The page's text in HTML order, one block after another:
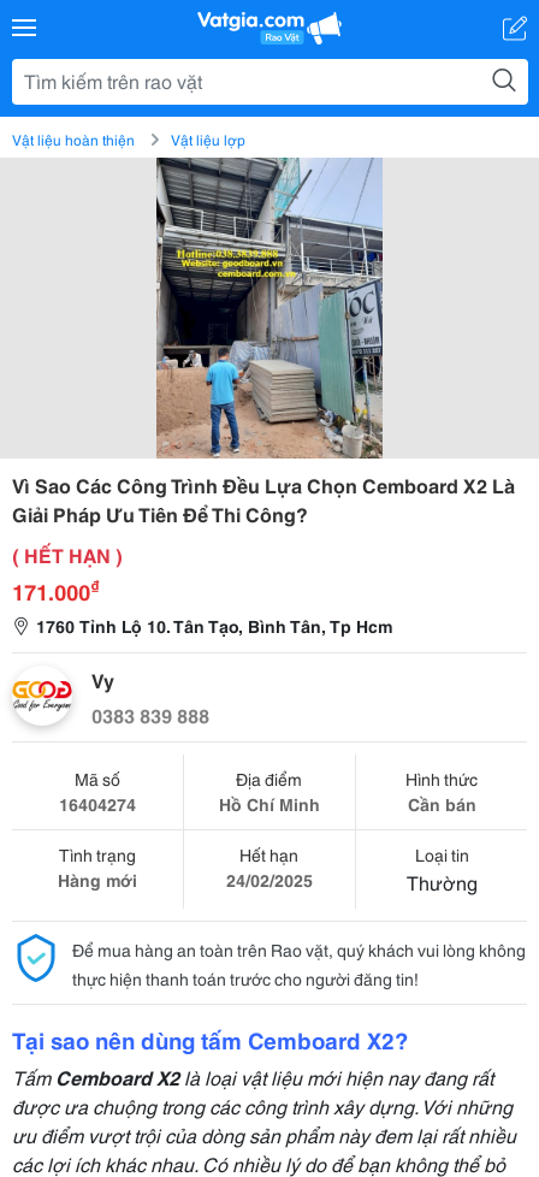
Vật liệu hoàn thiện Vật liệu lợp
Vì Sao Các Công Trình Đều Lựa Chọn Cemboard X2 Là
Giải Pháp Ưu Tiên Để Thi Công?
( HẾT HẠN )
171.000₫
1760 Tỉnh Lộ 10. Tân Tạo, Bình Tân, Tp Hcm
Vy
0383 839 888
Mã số
16404274
Địa điểm
Hồ Chí Minh
Hình thức
Cần bán
Tình trạng
Hàng mới
Hết hạn
24/02/2025
Loại tin
Thường
Để mua hàng an toàn trên Rao vặt, quý khách vui lòng không
thực hiện thanh toán trước cho người đăng tin!
Tại sao nên dùng tấm Cemboard X2?
Tấm Cemboard X2là loại vật liệu mới hiện nay đang rất
được ưa chuộng trong các công trình xây dựng. Với những
ưu điểm vượt trội của dòng sản phẩm này đem lại rất nhiều
các lợi ích khác nhau. Có nhiều lý do để bạn không thể bỏ